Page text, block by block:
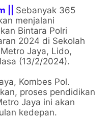
|| Sebanyak 365
menjalani
Bintara Polri
2024 di Sekolah
Jaya, Lido,
(13/2/2024).
Kombes Pol.
proses pendidikan
Jaya ini akan
kedepan.